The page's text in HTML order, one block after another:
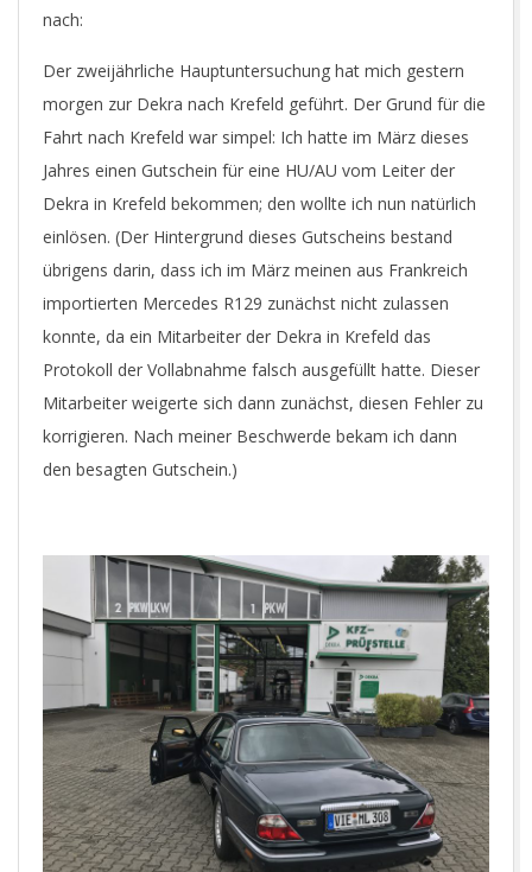
nach:
Der zweijährliche Hauptuntersuchung hat mich gestern
morgen zur Dekra nach Krefeld geführt. Der Grund für die
Fahrt nach Krefeld war simpel: Ich hatte im März dieses
Jahres einen Gutschein für eine HU/AU vom Leiter der
Dekra in Krefeld bekommen; den wollte ich nun natürlich
einlösen. (Der Hintergrund dieses Gutscheins bestand
übrigens darin, dass ich im März meinen aus Frankreich
importierten Mercedes R129 zunächst nicht zulassen
konnte, da ein Mitarbeiter der Dekra in Krefeld das
Protokoll der Vollabnahme falsch ausgefüllt hatte. Dieser
Mitarbeiter weigerte sich dann zunächst, diesen Fehler zu
korrigieren. Nach meiner Beschwerde bekam ich dann
den besagten Gutschein.)